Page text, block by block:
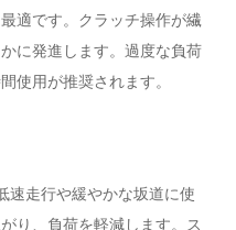
適です。クラッチ操作が繊
に発進します。過度な負荷
使用が推奨されます。
速走行や緩やかな坂道に使
り、負荷を軽減します。ス